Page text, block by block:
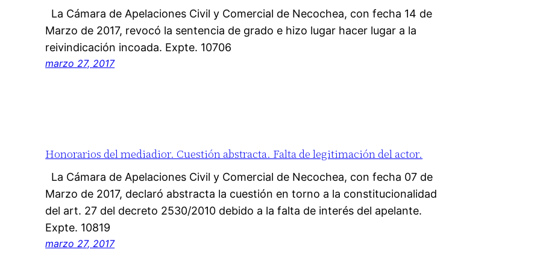
La Cámara de Apelaciones Civil y Comercial de Necochea, con fecha 14 de
Marzo de 2017, revocó la sentencia de grado e hizo lugar hacer lugar a la
reivindicación incoada. Expte. 10706
marzo 27, 2017
Honorarios del mediadior. Cuestión abstracta. Falta de legitimación del actor.
La Cámara de Apelaciones Civil y Comercial de Necochea, con fecha 07 de
Marzo de 2017, declaró abstracta la cuestión en torno a la constitucionalidad
del art. 27 del decreto 2530/2010 debido a la falta de interés del apelante.
Expte. 10819
marzo 27, 2017